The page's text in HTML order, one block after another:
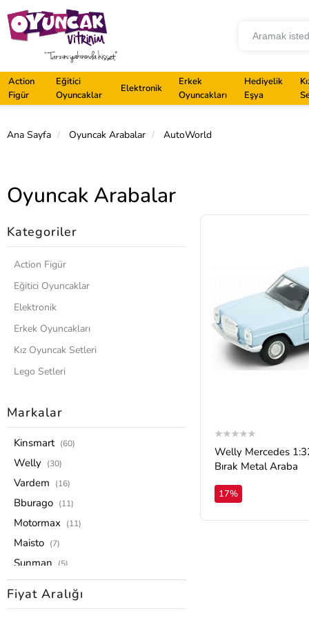
Action
Figür
Eğitici
Oyuncaklar
Elektronik
Erkek
Oyuncakları
Hediyelik
Eşya
Ana Sayfa Oyuncak Arabalar AutoWorld
Oyuncak Arabalar
Kategoriler
Action Figür
Eğitici Oyuncaklar
Elektronik
Erkek Oyuncakları
Kız Oyuncak Setleri
Lego Setleri
Oyuncak Arabalar
Pilli Oyuncaklar
0-4 Yaş Grubu
Hayvan Figürleri
Puzzle ve Zeka Oyunları
Uzaktan Kumandalılar
Oyuncak Bebekler
Tüm Ürünler
Markalar
Kinsmart (60)
Welly (30)
Vardem (16)
Bburago (11)
Motormax (11)
Maisto (7)
Sunman (5)
Karsan(4)
Oyuncak Vitrinim
Fiyat Aralığı
Welly Mercedes
Bırak Metal Araba
17%